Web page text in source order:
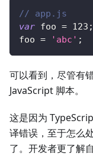
// app.js
var foo = 123 ;
foo = 'abc' ;
可以看到，尽管有
JavaScript 脚本。
这是因为
译错误，至于怎么
了。开发者更了解